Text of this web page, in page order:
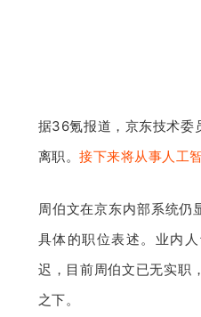
心
GAIR
专
据36氪报道，京东技术委
离职。接下来将从事人工
周伯文在京东内部系统仍
具体的职位表述。业内
迟，目前周伯文已无实职
之下。